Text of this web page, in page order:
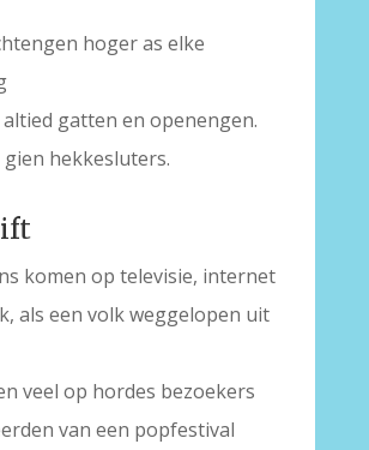
hoger as elke
gatten en openengen.
hekkesluters.
komen op televisie, internet
als een volk weggelopen uit
veel op hordes bezoekers
van een popfestival